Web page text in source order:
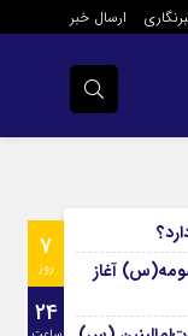
ارسال خبر
7
روز
24
آغاز